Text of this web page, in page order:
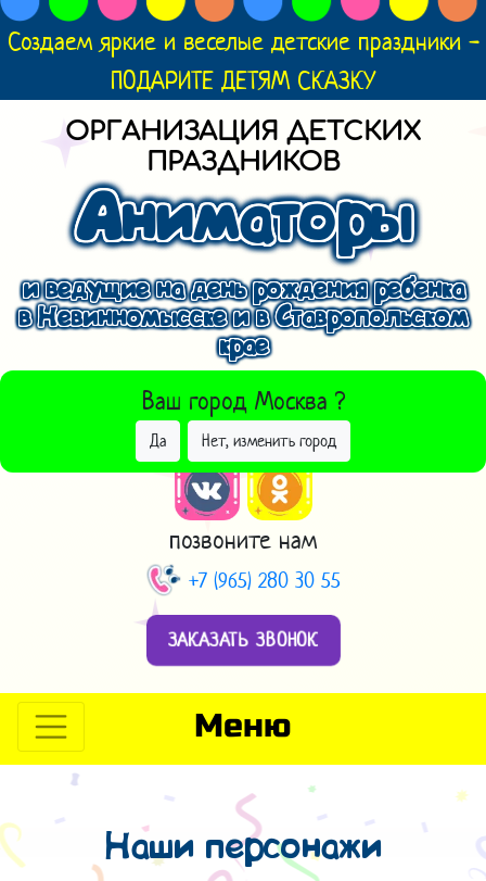
Создаем яркие и веселые детские праздники -
ПОДАРИТЕ ДЕТЯМ СКАЗКУ
ОРГАНИЗАЦИЯ ДЕТСКИХ
ПРАЗДНИКОВ
Аниматоры
и ведущие на день рождения ребенка
в Невинномысске и в Ставропольском
крае
Ваш город Москва ?
Да Нет, изменить город
ВЫБРАТЬ ДРУГОЙ ГОРОД
позвоните нам
+7 (965) 280 30 55
ЗАКАЗАТЬ ЗВОНОК
Меню
Наши персонажи